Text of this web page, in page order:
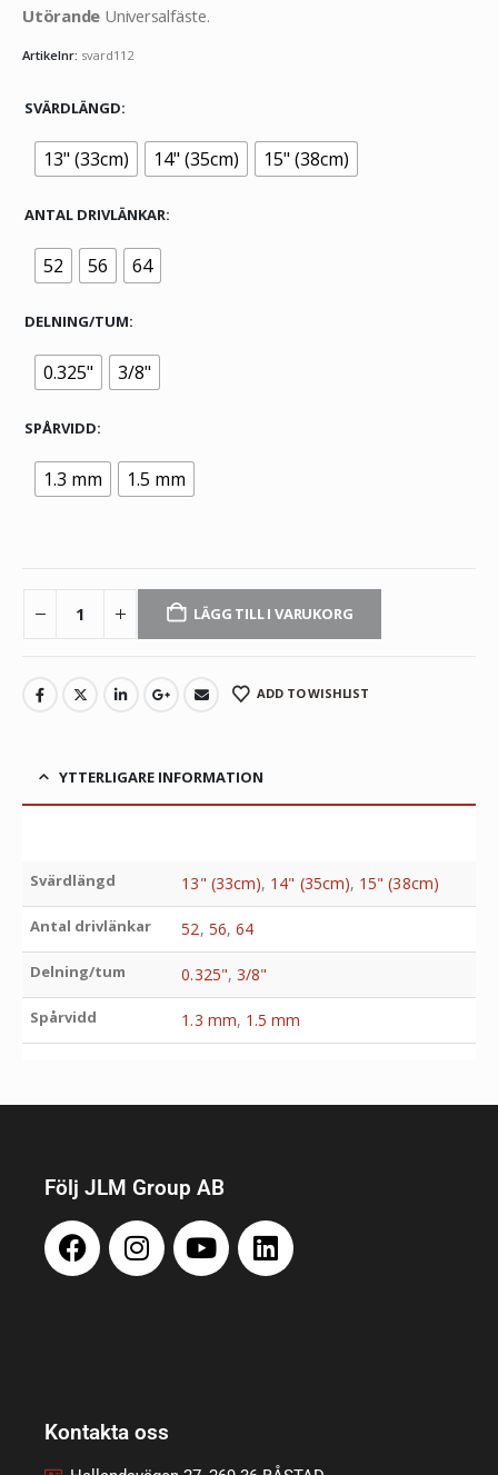
Utörande Universalfäste.
Artikelnr: svard112
SVÄRDLÄNGD
13" (33cm) 14" (35cm) 15" (38cm)
ANTAL DRIVLÄNKAR
52 56 64
DELNING/TUM
0.325" 3/8"
SPÅRVIDD
1.3 mm 1.5 mm
LÄGG TILL I VARUKORG
ADD TO WISHLIST
YTTERLIGARE INFORMATION
Svärdlängd 13" (33cm), 14" (35cm), 15" (38cm)
Antal drivlänkar 52, 56, 64
Delning/tum 0.325", 3/8"
Spårvidd 1.3 mm, 1.5 mm
Följ JLM Group AB
Kontakta oss